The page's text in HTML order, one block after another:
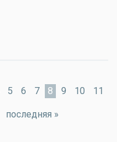
5 6 7 8 9 10 11
последняя »